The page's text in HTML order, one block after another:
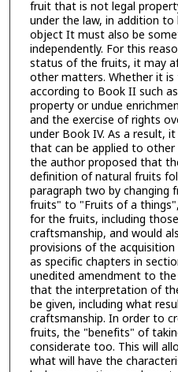
fruit that is not legal
under the law, in addition to
object It must also be
independently. For this
status of the fruits, it may
other matters. Whether it
according to Book II such
property or undue
and the exercise of rights
under Book IV. As a result,
that can be applied to
the author proposed that
definition of natural fruits
paragraph two by changing
fruits" to "Fruits of a
for the fruits, including
craftsmanship, and would
provisions of the
as specific chapters in
unedited amendment to
that the interpretation of
be given, including what
craftsmanship. In order to
fruits, the "benefits" of
considerate too. This will
what will have the